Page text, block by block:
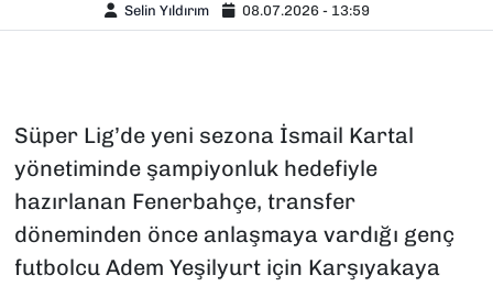
Selin Yıldırım 08.07.2026 - 13:59
Süper Lig’de yeni sezona İsmail Kartal
yönetiminde şampiyonluk hedefiyle
hazırlanan Fenerbahçe, transfer
döneminden önce anlaşmaya vardığı genç
futbolcu Adem Yeşilyurt için Karşıyakaya